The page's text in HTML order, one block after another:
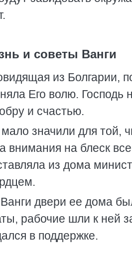
и советы Ванги
из Болгарии,
Его волю. Господь
и счастью.
значили для той,
на блеск
из дома
двери ее дома
рабочие шли к ней
в поддержке.